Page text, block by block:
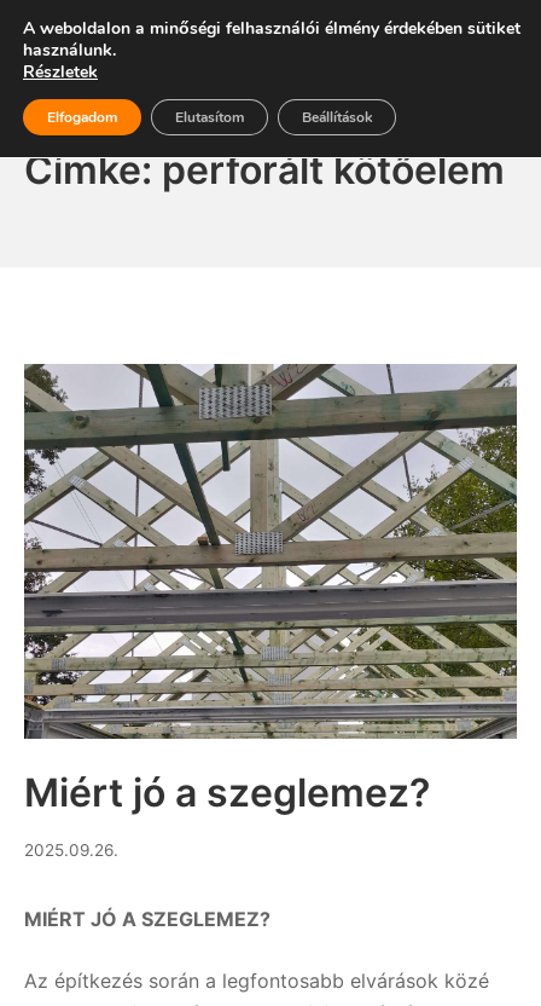
content
Energiaszabadság
Címke:perforált kötőelem
Miért jó a szeglemez?
2025.09.26.
MIÉRT JÓ A SZEGLEMEZ?
Az építkezés során a legfontosabb elvárások közé
A weboldalon a minőségi felhasználói élmény érdekében sütiket
használunk.
Részletek
Elfogadom Elutasítom Beállítások